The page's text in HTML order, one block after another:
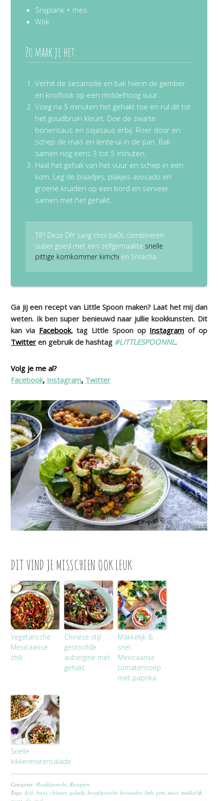
Snijplank + mes
Wok
Zo maak je het:
Verhit de sesamolie en bak hierin de gember
en knoflook op een middelhoog vuur.
Voeg na 5 minuten het gehakt toe en rul dit tot
het goudbruin kleurt. Doe de zwarte
bonensaus en sojasaus erbij. Roer door en
schep de maïs en lente-ui in de pan. Bak
samen nog eens 3 tot 5 minuten.
Haal het gehak van het vuur en schep in een
kom. Leg de blaadjes, plakjes avocado en
groene kruiden op een bord en serveer
samen met het gehakt.
TIP! Deze DIY sang choi ba0s combineren
super goed met een zelfgemaakte snelle
pittige komkommer kimchi en Sriracha.
Ga jij een recept van Little Spoon maken? Laat het mij dan
weten. Ik ben super benieuwd naar jullie kookkunsten. Dit
kan via Facebook, tag Little Spoon op Instagram of op
Twitter en gebruik de hashtag #LITTLESPOONNL.
Volg je me al?
Facebook, Instagram, Twitter
DIT VIND JE MISSCHIEN OOK LEUK
Vegetarische
Mexicaanse
chili
Chinese stijl
gestoofde
aubergine met
gehakt
Makkelijk &
snel:
Mexicaanse
tomatensoep
met paprika
Snelle
kikkererwtensalade
Categorie:Hoofdgerecht,Recepten
Tags:Azië,baos,chinees, gehakt,hoofdgerecht,koriander,little gem,mais,makkelijk,